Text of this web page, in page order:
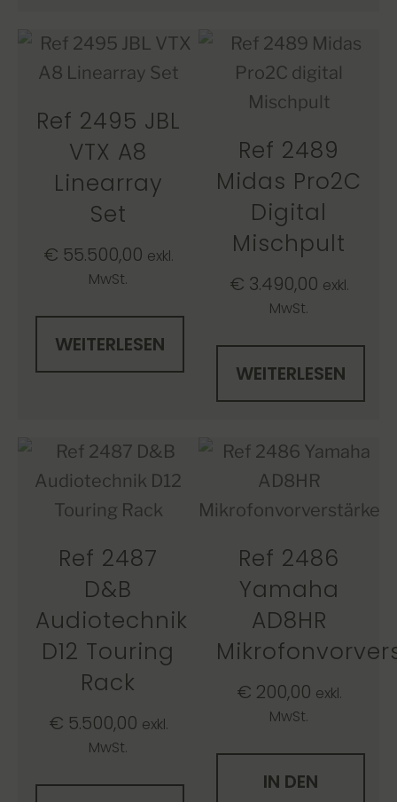
Ref 2495 JBL
VTX A8
Linearray
Set
€ 55.500,00 exkl.
MwSt.
WEITERLESEN
Ref 2489
Midas Pro2C
Digital
Mischpult
€ 3.490,00 exkl.
MwSt.
WEITERLESEN
Ref 2487
D&B
Audiotechnik
D12 Touring
Rack
€ 5.500,00 exkl.
MwSt.
Ref 2486
Yamaha
AD8HR
€ 200,00 exkl.
MwSt.
IN DEN